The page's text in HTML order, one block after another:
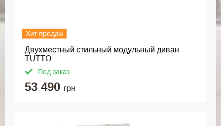
Хит продаж
Двухместный стильный модульный диван
TUTTO
Под заказ
53 490 грн